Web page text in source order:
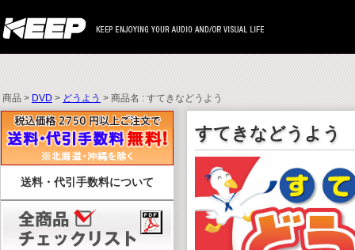
商品 >DVD>どうよう> 商品名 : すてきなどうよう
送料・代引手数料について
すてきなどうよう